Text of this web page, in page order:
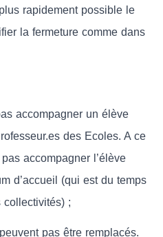
rapidement possible le
la fermeture comme dans
accompagner un élève
des Ecoles. A ce
accompagner l’élève
d’accueil (qui est du temps
;
pas être remplacés.